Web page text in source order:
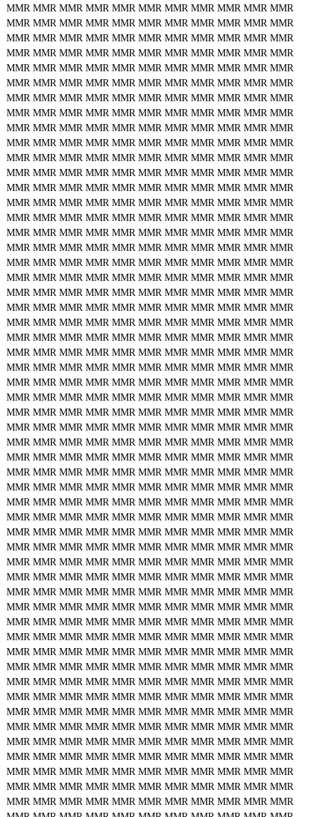
MMR MMR MMR MMR MMR MMR MMR MMR MMR MMR MMR
MMR MMR MMR MMR MMR MMR MMR MMR MMR MMR MMR
MMR MMR MMR MMR MMR MMR MMR MMR MMR MMR MMR
MMR MMR MMR MMR MMR MMR MMR MMR MMR MMR MMR
MMR MMR MMR MMR MMR MMR MMR MMR MMR MMR MMR
MMR MMR MMR MMR MMR MMR MMR MMR MMR MMR MMR
MMR MMR MMR MMR MMR MMR MMR MMR MMR MMR MMR
MMR MMR MMR MMR MMR MMR MMR MMR MMR MMR MMR
MMR MMR MMR MMR MMR MMR MMR MMR MMR MMR MMR
MMR MMR MMR MMR MMR MMR MMR MMR MMR MMR MMR
MMR MMR MMR MMR MMR MMR MMR MMR MMR MMR MMR
MMR MMR MMR MMR MMR MMR MMR MMR MMR MMR MMR
MMR MMR MMR MMR MMR MMR MMR MMR MMR MMR MMR
MMR MMR MMR MMR MMR MMR MMR MMR MMR MMR MMR
MMR MMR MMR MMR MMR MMR MMR MMR MMR MMR MMR
MMR MMR MMR MMR MMR MMR MMR MMR MMR MMR MMR
MMR MMR MMR MMR MMR MMR MMR MMR MMR MMR MMR
MMR MMR MMR MMR MMR MMR MMR MMR MMR MMR MMR
MMR MMR MMR MMR MMR MMR MMR MMR MMR MMR MMR
MMR MMR MMR MMR MMR MMR MMR MMR MMR MMR MMR
MMR MMR MMR MMR MMR MMR MMR MMR MMR MMR MMR
MMR MMR MMR MMR MMR MMR MMR MMR MMR MMR MMR
MMR MMR MMR MMR MMR MMR MMR MMR MMR MMR MMR
MMR MMR MMR MMR MMR MMR MMR MMR MMR MMR MMR
MMR MMR MMR MMR MMR MMR MMR MMR MMR MMR MMR
MMR MMR MMR MMR MMR MMR MMR MMR MMR MMR MMR
MMR MMR MMR MMR MMR MMR MMR MMR MMR MMR MMR
MMR MMR MMR MMR MMR MMR MMR MMR MMR MMR MMR
MMR MMR MMR MMR MMR MMR MMR MMR MMR MMR MMR
MMR MMR MMR MMR MMR MMR MMR MMR MMR MMR MMR
MMR MMR MMR MMR MMR MMR MMR MMR MMR MMR MMR
MMR MMR MMR MMR MMR MMR MMR MMR MMR MMR MMR
MMR MMR MMR MMR MMR MMR MMR MMR MMR MMR MMR
MMR MMR MMR MMR MMR MMR MMR MMR MMR MMR MMR
MMR MMR MMR MMR MMR MMR MMR MMR MMR MMR MMR
MMR MMR MMR MMR MMR MMR MMR MMR MMR MMR MMR
MMR MMR MMR MMR MMR MMR MMR MMR MMR MMR MMR
MMR MMR MMR MMR MMR MMR MMR MMR MMR MMR MMR
MMR MMR MMR MMR MMR MMR MMR MMR MMR MMR MMR
MMR MMR MMR MMR MMR MMR MMR MMR MMR MMR MMR
MMR MMR MMR MMR MMR MMR MMR MMR MMR MMR MMR
MMR MMR MMR MMR MMR MMR MMR MMR MMR MMR MMR
MMR MMR MMR MMR MMR MMR MMR MMR MMR MMR MMR
MMR MMR MMR MMR MMR MMR MMR MMR MMR MMR MMR
MMR MMR MMR MMR MMR MMR MMR MMR MMR MMR MMR
MMR MMR MMR MMR MMR MMR MMR MMR MMR MMR MMR
MMR MMR MMR MMR MMR MMR MMR MMR MMR MMR MMR
MMR MMR MMR MMR MMR MMR MMR MMR MMR MMR MMR
MMR MMR MMR MMR MMR MMR MMR MMR MMR MMR MMR
MMR MMR MMR MMR MMR MMR MMR MMR MMR MMR MMR
MMR MMR MMR MMR MMR MMR MMR MMR MMR MMR MMR
MMR MMR MMR MMR MMR MMR MMR MMR MMR MMR MMR
MMR MMR MMR MMR MMR MMR MMR MMR MMR MMR MMR
MMR MMR MMR MMR MMR MMR MMR MMR MMR MMR MMR